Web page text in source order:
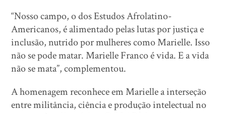
“Nosso campo, o dos Estudos Afrolatino-
Americanos, é alimentado pelas lutas por justiça e
inclusão, nutrido por mulheres como Marielle. Isso
não se pode matar. Marielle Franco é vida. E a vida
não se mata”, complementou.
A homenagem reconhece em Marielle a interseção
entre militância, ciência e produção intelectual no